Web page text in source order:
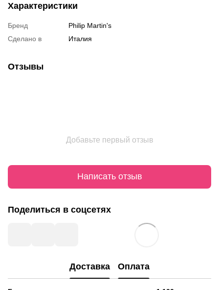
Характеристики
Бренд
Philip Martin's
Сделано в
Италия
Отзывы
Добавьте первый отзыв
Написать отзыв
Поделиться в соцсетях
Доставка Оплата